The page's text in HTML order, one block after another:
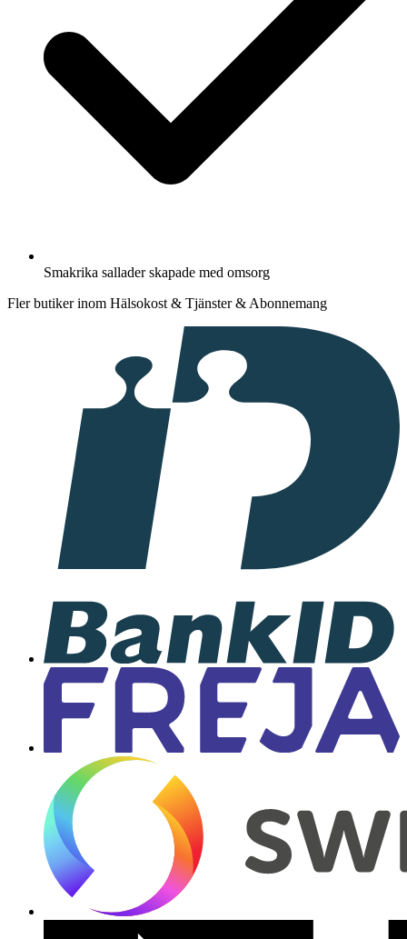
Smakrika sallader skapade med omsorg
Fler butiker inom Hälsokost & Tjänster & Abonnemang